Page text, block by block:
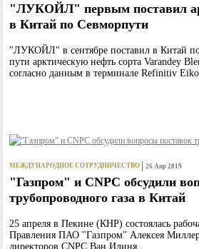
"ЛУКОЙЛ" первым поставил
в Китай по Севморпути
"ЛУКОЙЛ" в сентябре поставил в Китай
пути арктическую нефть сорта Varandey
согласно данным в терминале Refinitiv
МЕЖДУНАРОДНОЕ СОТРУДНИЧЕСТВО 26 Апр 2019
"Газпром" и CNPC обсудили
трубопроводного газа в Китай
25 апреля в Пекине (КНР) состоялась
Правления ПАО "Газпром" Алексея
директоров CNPC Ван Илиня.